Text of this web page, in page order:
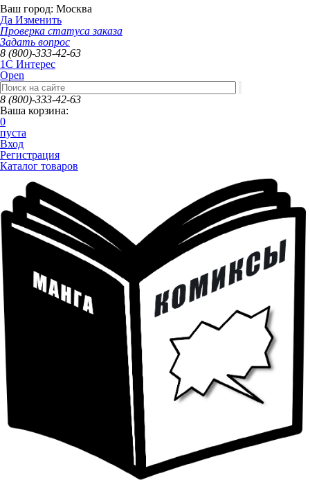
Ваш город: Москва
Да Изменить
Проверка статуса заказа
Задать вопрос
8 (800)-333-42-63
1C Интерес
Open
8 (800)-333-42-63
Ваша корзина:
0
пуста
Вход
Регистрация
Каталог товаров